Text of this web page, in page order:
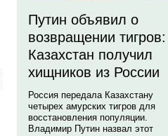
Путин объявил о
возвращении тигров:
Казахстан получил
хищников из России
Россия передала Казахстану
четырех амурских тигров для
восстановления популяции.
Владимир Путин назвал этот